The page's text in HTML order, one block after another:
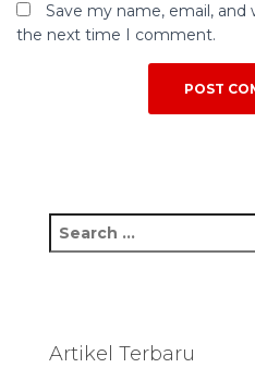
Save my name, email,
the next time I comment.
e
h
Artikel Terbaru